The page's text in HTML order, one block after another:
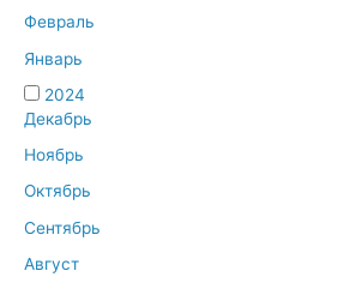
Февраль
Январь
2024
Декабрь
Ноябрь
Октябрь
Сентябрь
Август